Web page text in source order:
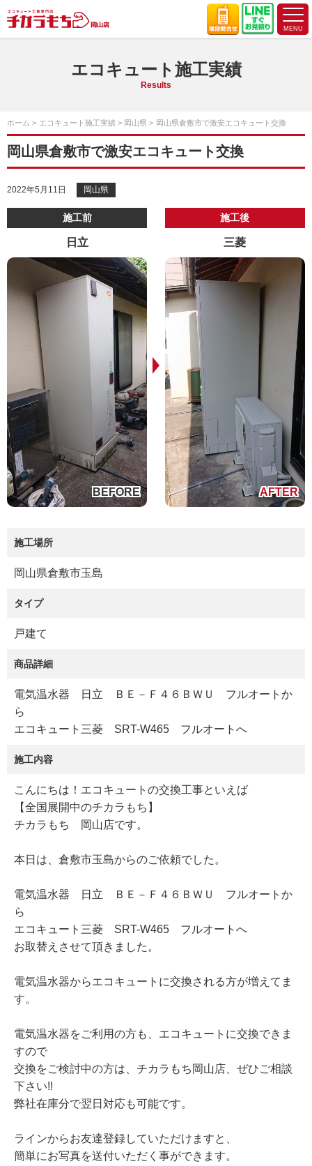
エコキュート施工実績
Results
ホーム エコキュート施工実績 岡山県 岡山県倉敷市で激安エコキュート交換
岡山県倉敷市で激安エコキュート交換
2022年5月11日 岡山県
施工前
日立
施工後
三菱
施工場所
岡山県倉敷市玉島
タイプ
戸建て
商品詳細
電気温水器 日立 ＢＥ－Ｆ４６ＢＷＵ フルオートか
ら
エコキュート三菱 SRT-W465 フルオートへ
施工内容
こんにちは！エコキュートの交換工事といえば
【全国展開中のチカラもち】
チカラもち 岡山店です。
本日は、倉敷市玉島からのご依頼でした。
電気温水器 日立 ＢＥ－Ｆ４６ＢＷＵ フルオートか
ら
エコキュート三菱 SRT-W465 フルオートへ
お取替えさせて頂きました。
電気温水器からエコキュートに交換される方が増えてま
す。
電気温水器をご利用の方も、エコキュートに交換できま
すので
交換をご検討中の方は、チカラもち岡山店、ぜひご相談
下さい!!
弊社在庫分で翌日対応も可能です。
ラインからお友達登録していただけますと、
簡単にお写真を送付いただく事ができます。